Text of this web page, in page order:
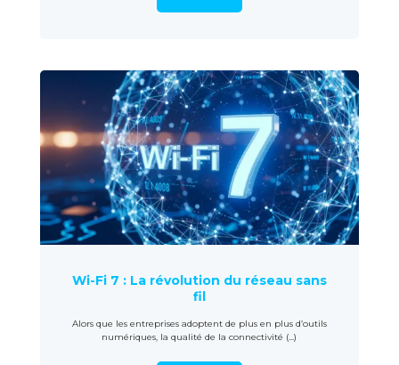
Wi-Fi 7 : La révolution du réseau sans
fil
Alors que les entreprises adoptent de plus en plus d’outils
numériques, la qualité de la connectivité (...)